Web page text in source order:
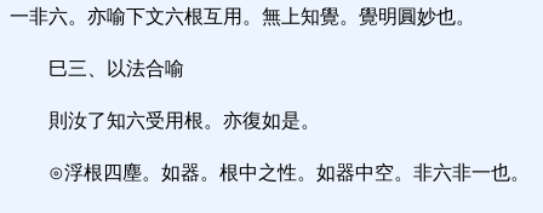
一非六。亦喻下文六根互用。無上知覺。覺明圓妙也。
巳三、以法合喻
則汝了知六受用根。亦復如是。
⊙浮根四塵。如器。根中之性。如器中空。非六非一也。